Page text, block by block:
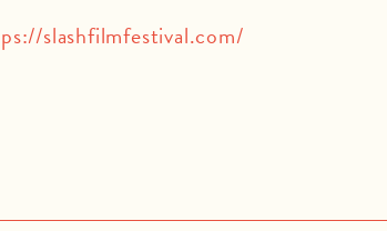
slashfilmfestival.com/